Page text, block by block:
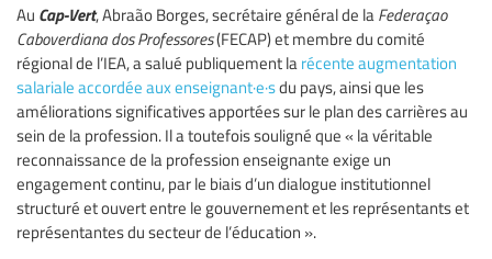
Au Cap-Vert, Abraão Borges, secrétaire général de la Federaçao
Caboverdiana dos Professores(FECAP) et membre du comité
régional de l’IEA, a salué publiquement la récente augmentation
salariale accordée aux enseignant·e·sdu pays, ainsi que les
améliorations significatives apportées sur le plan des carrières au
sein de la profession. Il a toutefois souligné que « la véritable
reconnaissance de la profession enseignante exige un
engagement continu, par le biais d’un dialogue institutionnel
structuré et ouvert entre le gouvernement et les représentants et
représentantes du secteur de l’éducation ».